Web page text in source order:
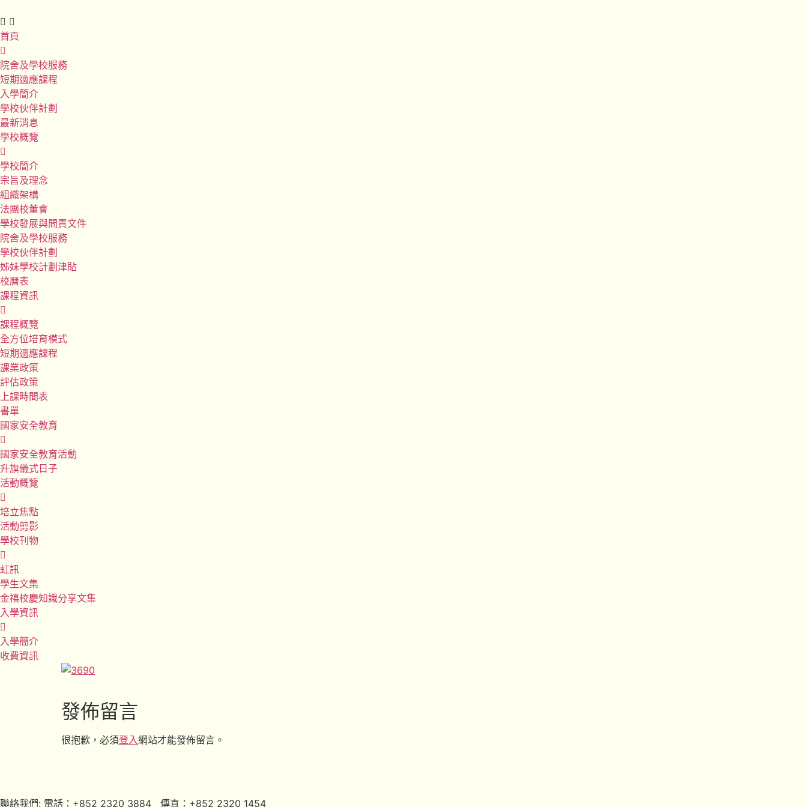
首頁
院舍及學校服務
短期適應課程
入學簡介
學校伙伴計劃
最新消息
學校概覽
學校簡介
宗旨及理念
組織架構
法團校董會
學校發展與問責文件
院舍及學校服務
學校伙伴計劃
姊妹學校計劃津貼
校曆表
課程資訊
課程概覽
全方位培育模式
短期適應課程
課業政策
評估政策
上課時間表
書單
國家安全教育
國家安全教育活動
升旗儀式日子
活動概覽
培立焦點
活動剪影
學校刊物
虹訊
學生文集
金禧校慶知識分享文集
入學資訊
入學簡介
收費資訊
發佈留言
很抱歉，必須登入網站才能發佈留言。
聯絡我們: 電話：+852 2320 3884 傳真：+852 2320 1454